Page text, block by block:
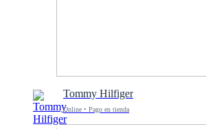
Tommy Hilfiger
Online • Pago en tienda